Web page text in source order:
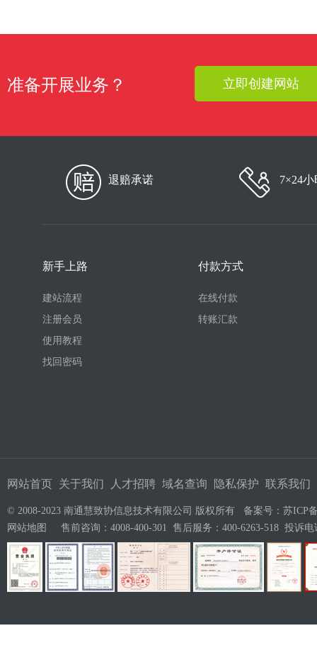
准备开展业务？ 立即创建网站
退赔承诺 7×24
新手上路
建站流程
注册会员
使用教程
找回密码
付款方式
在线付款
转账汇款
网站首页 关于我们 人才招聘 域名查询 隐私保护 联系我们
© 2008-2023 南通慧致协信息技术有限公司 版权所有 备案号： 苏ICP
网站地图
售前咨询：4008-400-301 售后服务：400-6263-518 投诉